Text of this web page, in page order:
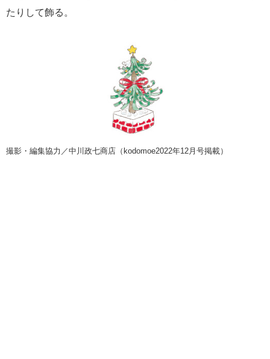
たりして飾る。
撮影・編集協力／中川政七商店（kodomoe2022年12 月号掲載）